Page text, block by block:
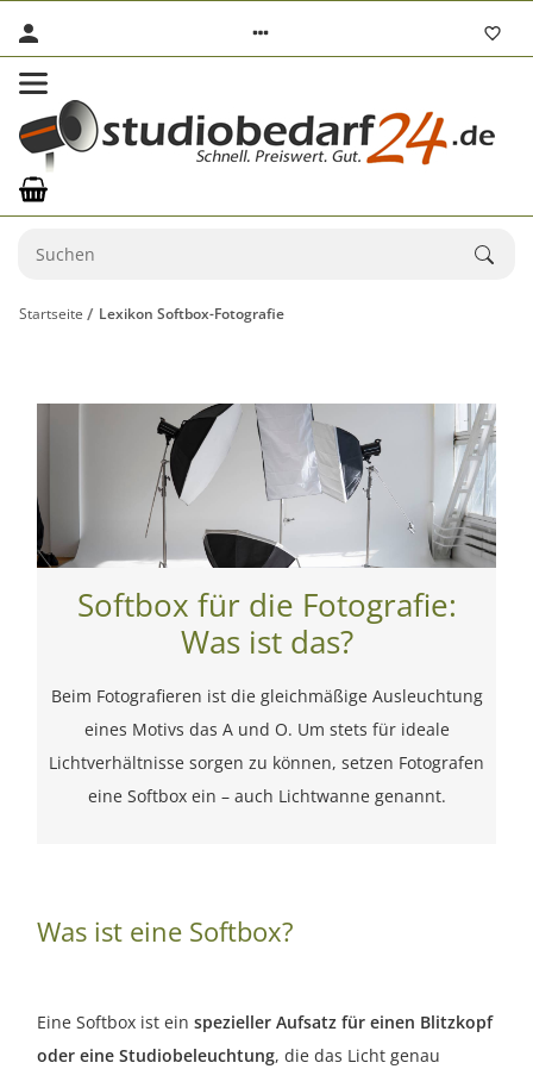
Startseite Lexikon Softbox-Fotografie
Softbox für die Fotografie:
Was ist das?
Beim Fotografieren ist die gleichmäßige Ausleuchtung
eines Motivs das A und O. Um stets für ideale
Lichtverhältnisse sorgen zu können, setzen Fotografen
eine Softbox ein – auch Lichtwanne genannt.
Was ist eine Softbox?
Eine Softbox ist ein spezieller Aufsatz für einen Blitzkopf
oder eine Studiobeleuchtung, die das Licht genau